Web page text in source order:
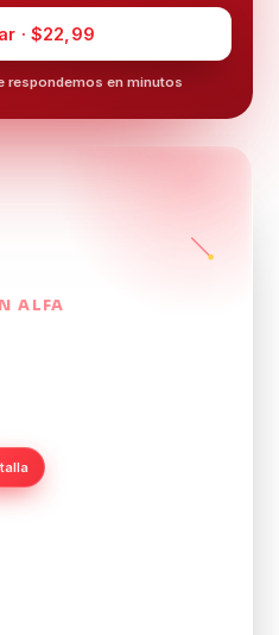
· $22,99
respondemos en minutos
ALFA
HD